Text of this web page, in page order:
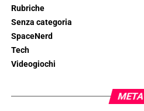
Rubriche
Senza categoria
SpaceNerd
Tech
Videogiochi
META